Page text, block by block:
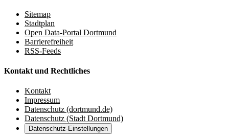
Sitemap
Stadtplan
Open Data-Portal Dortmund
Barrierefreiheit
RSS-Feeds
Kontakt und Rechtliches
Kontakt
Impressum
Datenschutz (dortmund.de)
Datenschutz (Stadt Dortmund)
Datenschutz-Einstellungen